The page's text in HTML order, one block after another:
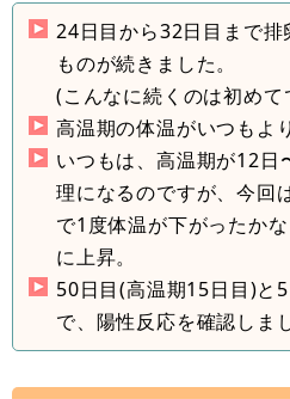
24日目から32日目まで排
ものが続きました。
(こんなに続くのは初め
高温期の体温がいつもよ
いつもは、高温期が12日
理になるのですが、今回
で1度体温が下がったか
に上昇。
50日目(高温期15日目)と
で、陽性反応を確認しま